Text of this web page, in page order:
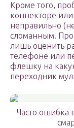
Кроме того,
коннекторе
неправильно
сломанным.
лишь оценить
телефоне или
флешку на
переходник
Часто ошибка